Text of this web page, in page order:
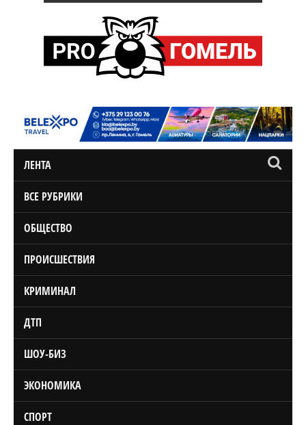
ЛЕНТА
ВСЕ РУБРИКИ
ОБЩЕСТВО
ПРОИСШЕСТВИЯ
КРИМИНАЛ
ДТП
ШОУ-БИЗ
ЭКОНОМИКА
СПОРТ